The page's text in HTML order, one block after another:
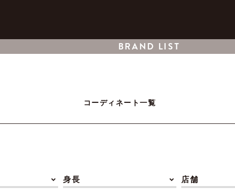
BRAND LIST
コーディネート一覧
身長 店舗